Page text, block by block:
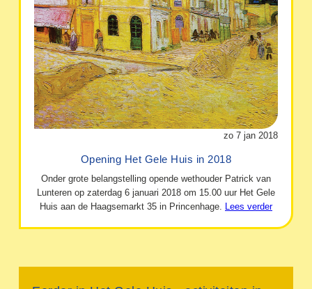
zo 7 jan 2018
Opening Het Gele Huis in 2018
Onder grote belangstelling opende wethouder Patrick van
Lunteren op zaterdag 6 januari 2018 om 15.00 uur Het Gele
Huis aan de Haagsemarkt 35 in Princenhage. Lees verder